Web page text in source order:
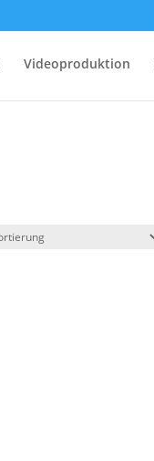
Videoproduktion